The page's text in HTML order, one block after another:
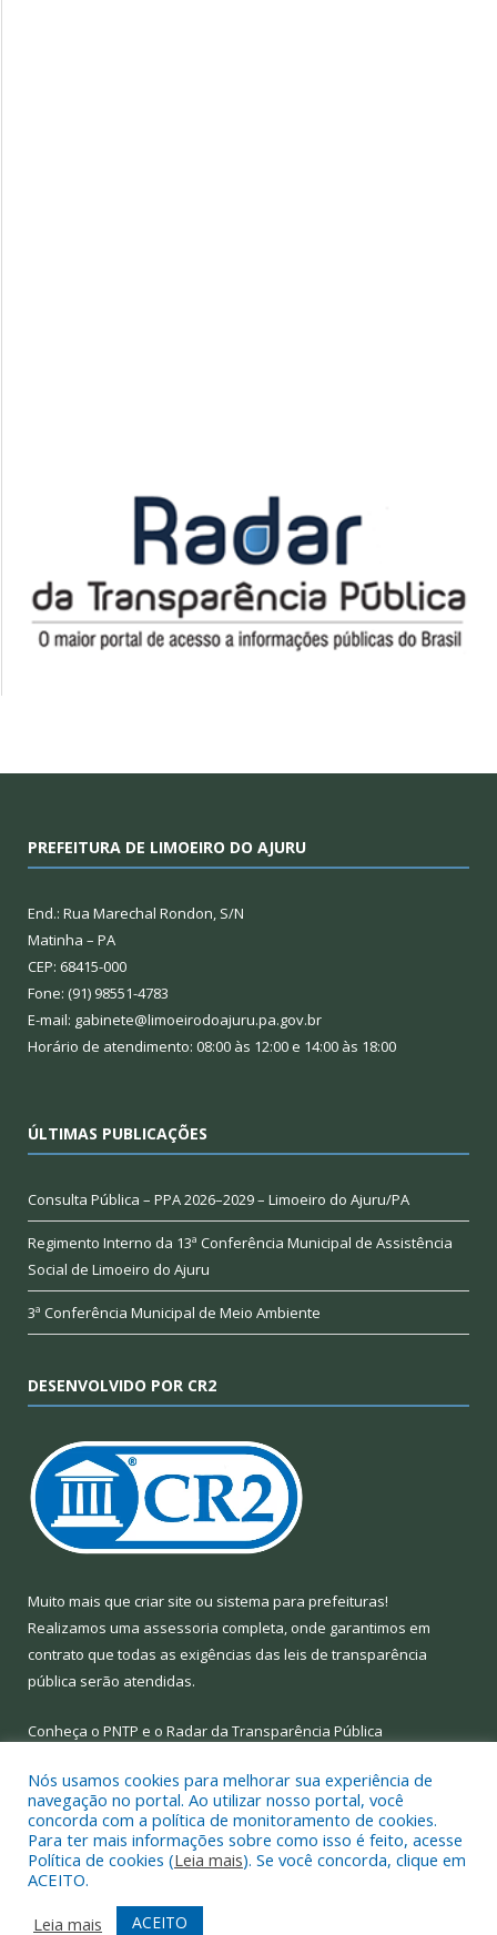
PREFEITURA DE LIMOEIRO DO AJURU
End.: Rua Marechal Rondon, S/N
Matinha – PA
CEP: 68415-000
Fone: (91) 98551-4783
E-mail: gabinete@limoeirodoajuru.pa.gov.br
Horário de atendimento: 08:00 às 12:00 e 14:00 às 18:00
ÚLTIMAS PUBLICAÇÕES
Consulta Pública – PPA 2026–2029 – Limoeiro do Ajuru/PA
Regimento Interno da 13ª Conferência Municipal de Assistência
Social de Limoeiro do Ajuru
3ª Conferência Municipal de Meio Ambiente
DESENVOLVIDO POR CR2
Muito mais que criar site ou sistema para prefeituras!
Realizamos uma assessoria completa, onde garantimos em
contrato que todas as exigências das leis de transparência
pública serão atendidas.
Conheça o PNTP e o Radar da Transparência Pública
Todos os direitos reservados a Prefeitura Municipal de Limoeiro
do Ajuru.
Mapa do Site
Acessar Área Administrativa
Nós usamos cookies para melhorar sua experiência de
navegação no portal. Ao utilizar nosso portal, você
concorda com a política de monitoramento de cookies.
Para ter mais informações sobre como isso é feito, acesse
Política de cookies (Leia mais). Se você concorda, clique em
ACEITO.
Leia mais
ACEITO